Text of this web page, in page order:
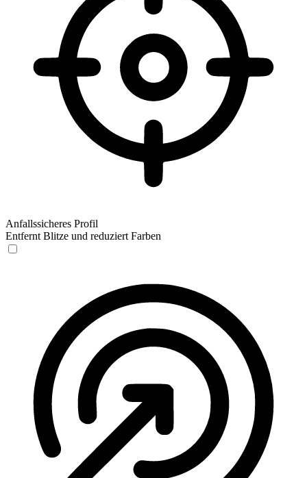
Anfallssicheres Profil
Entfernt Blitze und reduziert Farben